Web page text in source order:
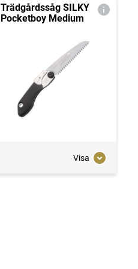
Trädgårdssåg SILKY
Pocketboy Medium
Visa